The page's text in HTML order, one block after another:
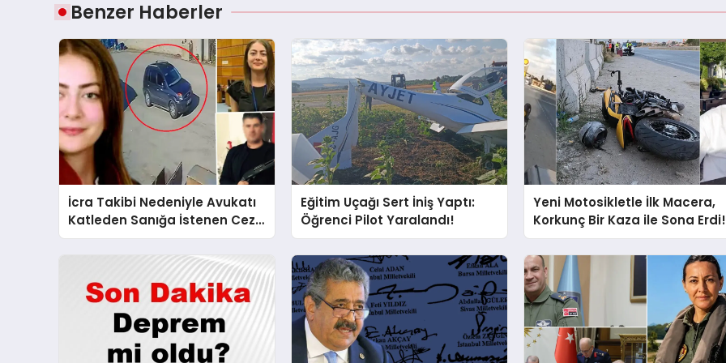
Benzer Haberler
İcra Takibi Nedeniyle Avukatı
Katleden Sanığa İstenen Ceza
Belli Oldu!
Eğitim Uçağı Sert İniş Yaptı:
Öğrenci Pilot Yaralandı!
Yeni Motosikletle İlk Macera,
Korkunç Bir Kaza ile Sona Erdi!